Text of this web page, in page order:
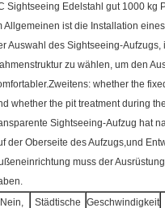
Sightseeing Edelstahl gut 1000 kg
Allgemeinen ist die Installation
Auswahl des Sightseeing-
zu wählen, um den
whether the
whether the pit treatment during
Sightseeing-Aufzug hat
der Oberseite des Aufzugs,und
muss der
Nein,
Städtische Geschwindigkeit